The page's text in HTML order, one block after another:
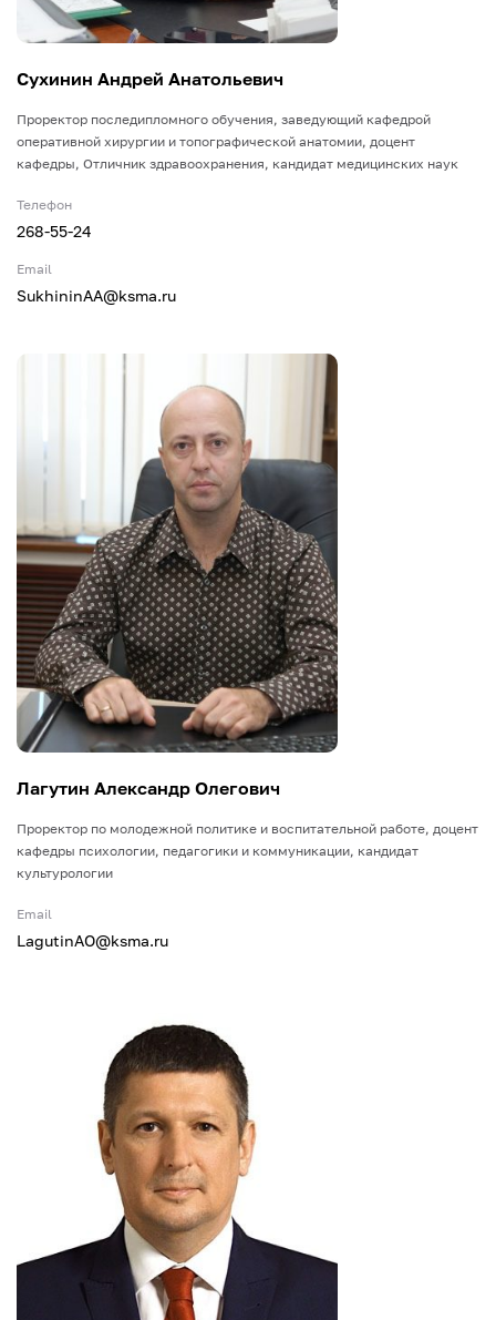
Сухинин Андрей Анатольевич
Проректор последипломного обучения, заведующий кафедрой
оперативной хирургии и топографической анатомии, доцент
кафедры, Отличник здравоохранения, кандидат медицинских наук
Телефон
268-55-24
Email
SukhininAA@ksma.ru
Лагутин Александр Олегович
Проректор по молодежной политике и воспитательной работе, доцент
кафедры психологии, педагогики и коммуникации, кандидат
культурологии
Email
LagutinAO@ksma.ru